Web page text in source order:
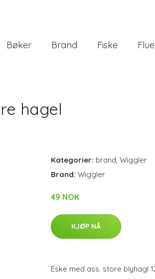
Bøker Brand Fiske
hagel
Kategorier: brand, Wiggler
Brand: Wiggler
49 NOK
KJØP NÅ
Eske med ass. store blyhagl